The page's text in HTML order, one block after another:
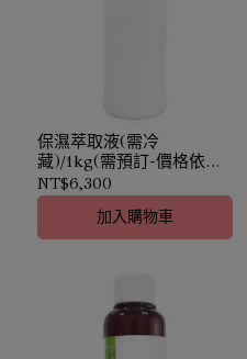
保濕萃取液(需冷
藏)/1kg(需預訂-價格依實
際採購時價確認)｜
Chondrus Crispus Ext.｜
保濕鎖水
NT$6,300
加入購物車